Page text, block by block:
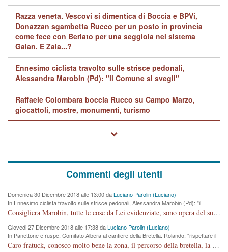
Razza veneta. Vescovi si dimentica di Boccia e BPVi,
Donazzan sgambetta Rucco per un posto in provincia
come fece con Berlato per una seggiola nel sistema
Galan. E Zaia...?
Ennesimo ciclista travolto sulle strisce pedonali,
Alessandra Marobin (Pd): "il Comune si svegli"
Raffaele Colombara boccia Rucco su Campo Marzo,
giocattoli, mostre, monumenti, turismo
Commenti degli utenti
Domenica 30 Dicembre 2018 alle 13:00 daLuciano Parolin (Luciano)
In Ennesimo ciclista travolto sulle strisce pedonali, Alessandra Marobin (Pd): "il
Comune si svegli"
Consigliera Marobin, tutte le cose da Lei evidenziate, sono opera del suo ex Assessore e compagno di Partito Antonio Marco Dalla Pozza Assessore alla "progettazione" di piste ciclabili e altre porcherie. A lui manderei il conto da saldare per incidenti e danni alle persone. E' ora che "finiamola." Avete perso rassegnatevi. qui IL SINDACO RUCCO NON C'ENTRA PER NIENTE. CAPITO!!!!!!!! Amen.
Giovedi 27 Dicembre 2018 alle 17:38 daLuciano Parolin (Luciano)
In Panettone e ruspe, Comitato Albera al cantiere della Bretella. Rolando: "rispettare il
cronoprogramma"
Caro fratuck, conosco molto bene la zona, il percorso della bretella, la situazione dei cittadini, abito in Viale Trento. A partire dal 2003 ho partecipato al Comitato di Maddalene pro bretella, e a riunioni propositive per apportare modifiche al progetto. Numerose mie foto del territorio sono arrivate a Roma, altri miei interventi (non graditi dalla Sx) sono stati pubblicati dal GdV, assieme ad altri come Ciro Asproso, ora favorevole alla bretella. Ho partecipato alla raccolta firme per la chiusura della strada x 5 giorni eseguita dal Sindaco Hullwech per sforamento 180 Micro/g. Pertanto come impegno per la tematica sono apposto con la coscienza. Ora il Progetto è partito, fine! Voglio dire che la nuova Giunta "comunale" non c'entra più. L'opera sarà "malauguratamente" eseguita, ma non con il mio placet. Il Consigliere Comunale dovrebbe capire che la campagna elettorale è finita, con buona pace di tutti. Quello che invece dovrebbe interessare è la proprietà della strada, dall'uscita autostradale Ovest, sino alla Rotatoria dell'Albara, vi sono tre possessori: Autostrade SpA; La Provincia, il Comune. Come la mettiamo per il futuro ? I costi, da 50 sono saliti a 100 milioni di € come dire 20 milioni a KM (!) da non credere. Comunque si farà. Ma nessuno canti Vittoria, anzi meglio non farne un ulteriore fatto "partitico" per questioni elettorali o di seggio. Se mi manda la sua mail, sono disponibile ad inviare i documenti e le foto sopra descritte. Con ossequi, Luciano Parolin